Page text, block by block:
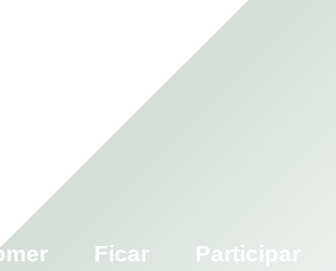
Ficar Participar